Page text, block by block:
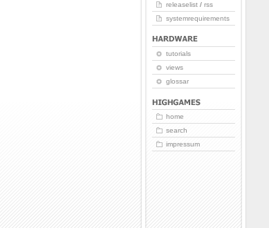
releaselist / rss
systemrequirements
tutorials
views
glossar
home
search
impressum